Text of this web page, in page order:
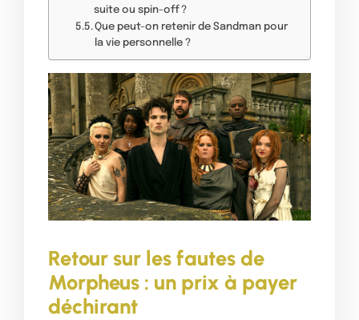
suite ou spin-off ?
Que peut-on retenir de Sandman pour
la vie personnelle ?
Retour sur les fautes de
Morpheus : un prix à payer
déchirant